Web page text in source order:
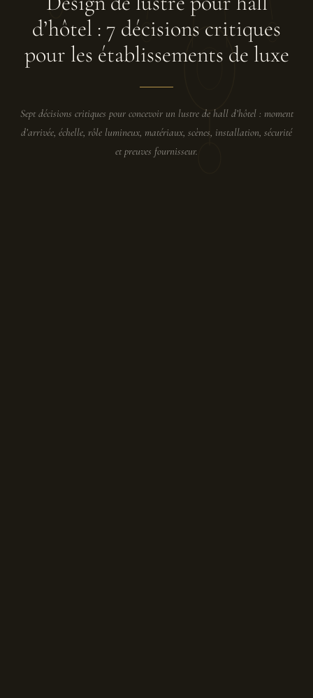
d’hôtel : 7 décisions critiques
pour les établissements de luxe
Sept décisions critiques pour concevoir un lustre de hall d’hôtel : moment
d’arrivée, échelle, rôle lumineux, matériaux, scènes, installation, sécurité
et preuves fournisseur.